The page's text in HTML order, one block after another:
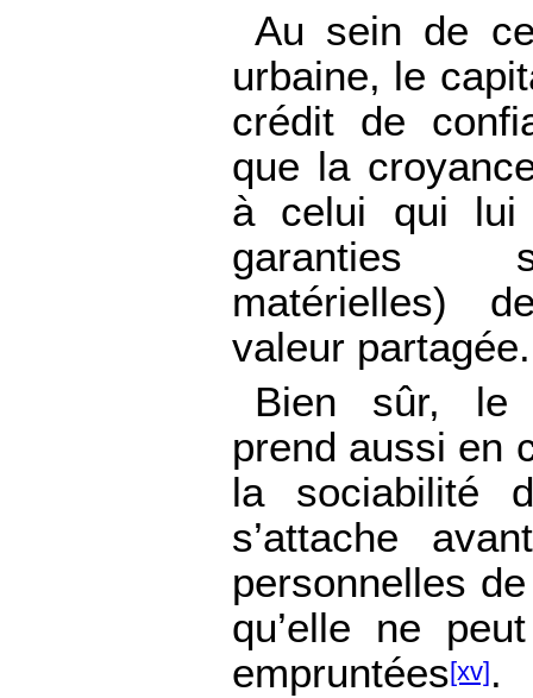
Au sein de
urbaine, le
crédit de
que la
à celui qui lui
garanties
matérielles)
valeur partagée.
Bien sûr, le
prend aussi en
la sociabilité
s’attache
personnelles
qu’elle ne
empruntées[xv].